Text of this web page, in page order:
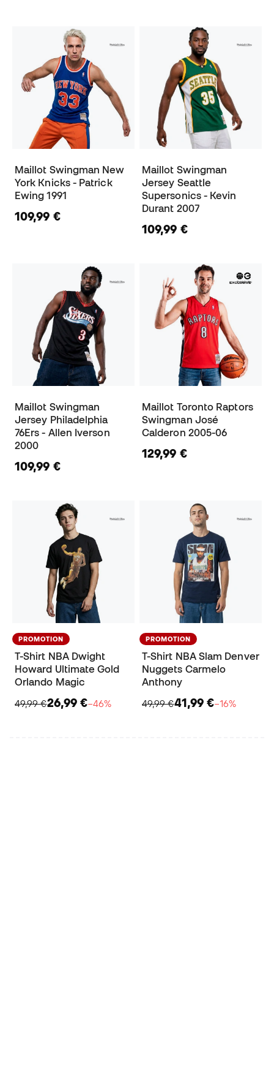
Maillot Swingman New
York Knicks - Patrick
Ewing 1991
109,99 €
Maillot Swingman
Jersey Seattle
Supersonics - Kevin
Durant 2007
109,99 €
Maillot Swingman
Jersey Philadelphia
76Ers - Allen Iverson
2000
109,99 €
Maillot Toronto Raptors
Swingman José
Calderon 2005-06
129,99 €
PROMOTION
T-Shirt NBA Dwight
Howard Ultimate Gold
Orlando Magic
49,99 €26,99 €−46%
PROMOTION
T-Shirt NBA Slam Denver
Nuggets Carmelo
Anthony
49,99 €41,99 €−16%